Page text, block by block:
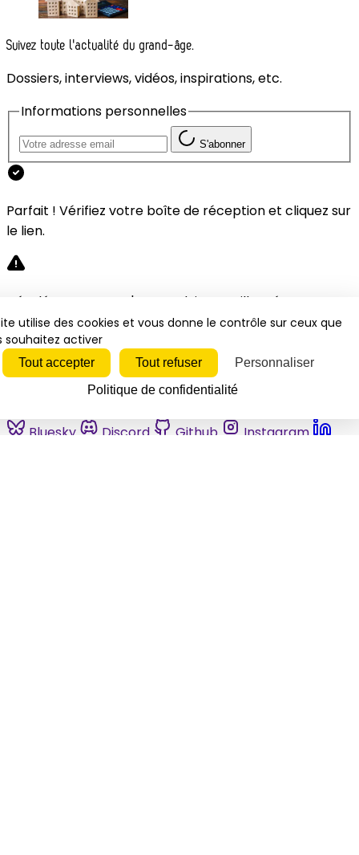
Suivez toute l'actualité du grand-âge.
Dossiers, interviews, vidéos, inspirations, etc.
Informations personnelles
S'abonner
Parfait ! Vérifiez votre boîte de réception et cliquez sur
le lien.
Désolé, une erreur s'est produite. Veuillez réessayer.
Fermer
Bluesky Discord Github
Instagram
utilise des cookies et vous donne le contrôle sur ceux que
souhaitez activer
Tout accepter Tout refuser
Personnaliser
Politique de confidentialité